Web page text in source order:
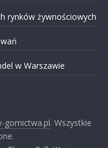
rynków żywnościowych
w Warszawie
gornictwa.pl. Wszystkie